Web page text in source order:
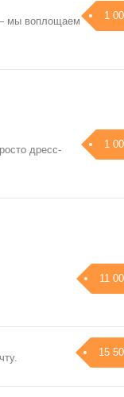
1
— мы воплощаем
1
дресс-
11
15